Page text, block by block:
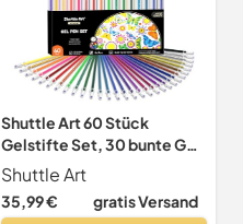
Shuttle Art 60 Stück
Gelstifte Set, 30 bunte Gel
Stifte mit 30 Ersatzminen,
Glitzer, Neon, Metallic
Stifte für Erwachsene
Shuttle Art
35,99 € gratis Versand